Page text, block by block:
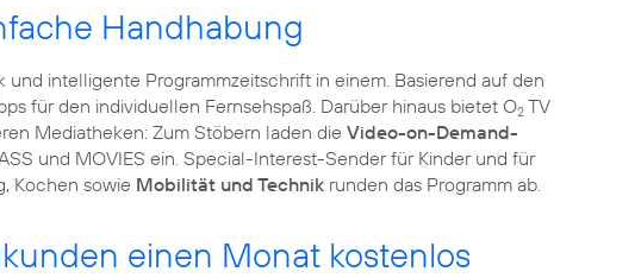
Handhabung
und intelligente Programmzeitschrift in einem. Basierend auf den
für den individuellen Fernsehspaß. Darüber hinaus bietet O2 TV
Mediatheken: Zum Stöbern laden die Video-on-Demand-
und MOVIES ein. Special-Interest-Sender für Kinder und für
Kochen sowie Mobilität und Technik runden das Programm ab.
einen Monat kostenlos